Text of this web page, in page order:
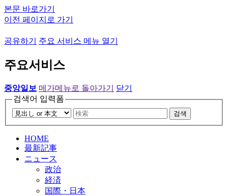
본문 바로가기
이전 페이지로 가기
공유하기 주요 서비스 메뉴 열기
주요서비스
중앙일보 메가메뉴로 돌아가기
닫기
검색어 입력폼
검색
HOME
最新記事
ニュース
政治
経済
国際・日本